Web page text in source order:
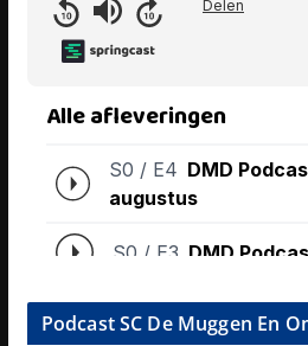
Podcast SC De Muggen En